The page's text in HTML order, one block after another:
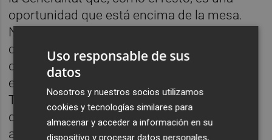
oportunidad que está encima de la mesa.
Nuestra función es analizar a nivel técnico
como sería ese impuesto y la mejor forma
de implantarlo. Por ejemplo, si podría
excluirse del pago a los menores de edad.
Tanto el conseller de Hacienda como yo nos
dimos un plazo de un año porque nunca la
aplicaremos si no cuenta con el beneplácito
Uso responsable de sus
datos
Nosotros y nuestros socios utilizamos
cookies y tecnologías similares para
almacenar y acceder a información en su
dispositivo y procesar datos personales,